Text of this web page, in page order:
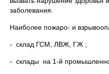
заболевания.
Наиболее пожаро- и
- склад ГСМ, ЛВЖ, ГЖ ;
- склады на 1-й